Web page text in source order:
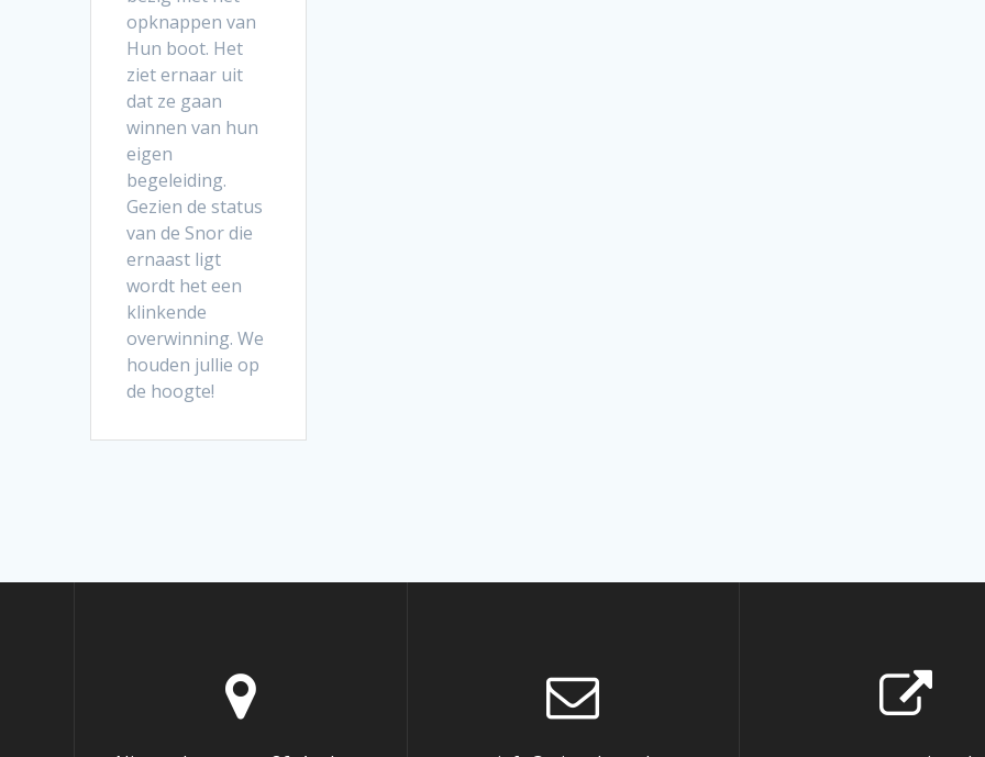
opknappen van
Hun boot. Het
ziet ernaar uit
dat ze gaan
winnen van hun
eigen
begeleiding.
Gezien de status
van de Snor die
ernaast ligt
wordt het een
klinkende
overwinning. We
houden jullie op
de hoogte!